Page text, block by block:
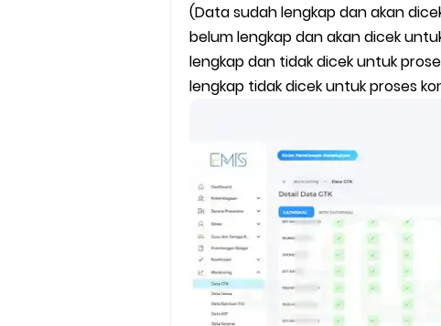
(Data sudah lengkap dan akan
belum lengkap dan akan dicek
lengkap dan tidak dicek untuk
lengkap tidak dicek untuk proses